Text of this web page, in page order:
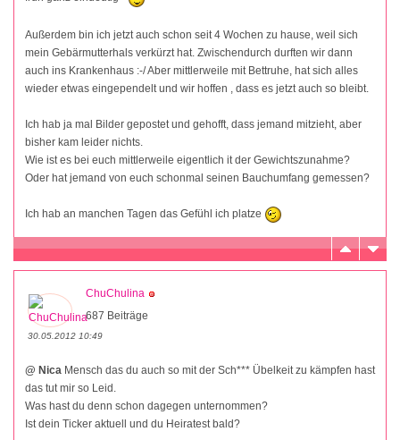
Außerdem bin ich jetzt auch schon seit 4 Wochen zu hause, weil sich
mein Gebärmutterhals verkürzt hat. Zwischendurch durften wir dann
auch ins Krankenhaus :-/ Aber mittlerweile mit Bettruhe, hat sich alles
wieder etwas eingependelt und wir hoffen , dass es jetzt auch so bleibt.
Ich hab ja mal Bilder gepostet und gehofft, dass jemand mitzieht, aber
bisher kam leider nichts.
Wie ist es bei euch mittlerweile eigentlich it der Gewichtszunahme?
Oder hat jemand von euch schonmal seinen Bauchumfang gemessen?
Ich hab an manchen Tagen das Gefühl ich platze
ChuChulina
687 Beiträge
30.05.2012 10:49
@ Nica Mensch das du auch so mit der Sch*** Übelkeit zu kämpfen hast
das tut mir so Leid.
Was hast du denn schon dagegen unternommen?
Ist dein Ticker aktuell und du Heiratest bald?